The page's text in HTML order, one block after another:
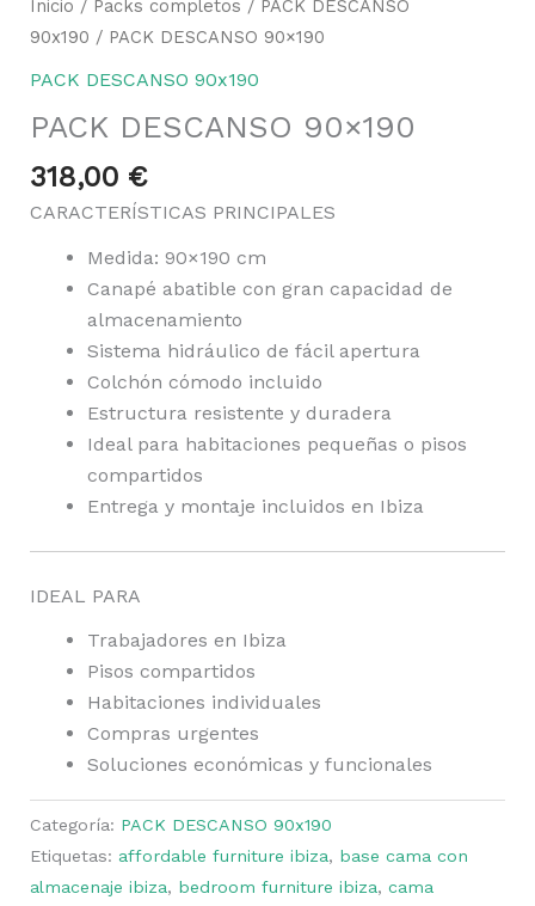
Inicio / Packs completos / PACK DESCANSO
90x190 / PACK DESCANSO 90×190
PACK DESCANSO 90x190
PACK DESCANSO 90×190
318,00 €
CARACTERÍSTICAS PRINCIPALES
Medida: 90×190 cm
Canapé abatible con gran capacidad de
almacenamiento
Sistema hidráulico de fácil apertura
Colchón cómodo incluido
Estructura resistente y duradera
Ideal para habitaciones pequeñas o pisos
compartidos
Entrega y montaje incluidos en Ibiza
IDEAL PARA
Trabajadores en Ibiza
Pisos compartidos
Habitaciones individuales
Compras urgentes
Soluciones económicas y funcionales
Categoría: PACK DESCANSO 90x190
Etiquetas: affordable furniture ibiza, base cama con
almacenaje ibiza, bedroom furniture ibiza, cama